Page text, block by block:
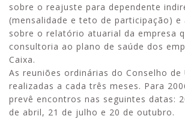
sobre o reajuste para dependente
(mensalidade e teto de participação) e
sobre o relatório atuarial da empresa
consultoria ao plano de saúde dos
Caixa.
As reuniões ordinárias do Conselho de
realizadas a cada três meses. Para
prevê encontros nas seguintes datas:
de abril, 21 de julho e 20 de outubro.